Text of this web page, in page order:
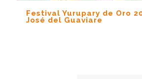
Festival Yurupary de Oro
José del Guaviare